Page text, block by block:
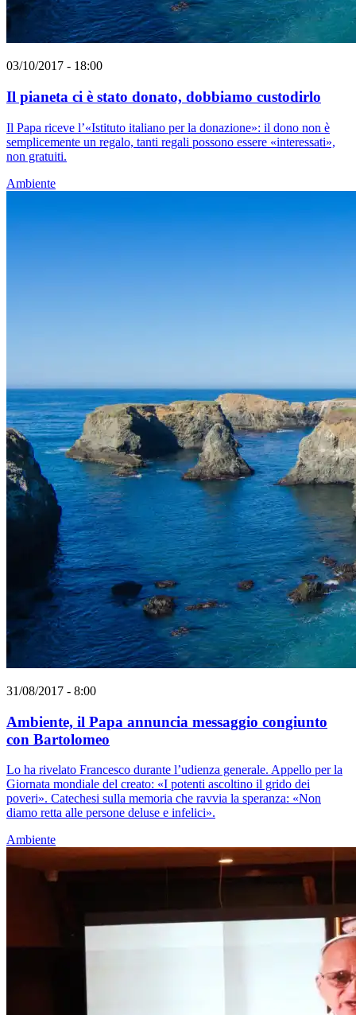
03/10/2017 - 18:00
Il pianeta ci è stato donato, dobbiamo custodirlo
Il Papa riceve l’«Istituto italiano per la donazione»: il dono non è
semplicemente un regalo, tanti regali possono essere «interessati»,
non gratuiti.
Ambiente
31/08/2017 - 8:00
Ambiente, il Papa annuncia messaggio congiunto
con Bartolomeo
Lo ha rivelato Francesco durante l’udienza generale. Appello per la
Giornata mondiale del creato: «I potenti ascoltino il grido dei
poveri». Catechesi sulla memoria che ravvia la speranza: «Non
diamo retta alle persone deluse e infelici».
Ambiente